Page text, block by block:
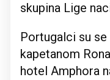
skupina Lige
Portugalci su
kapetanom
hotel Amphora